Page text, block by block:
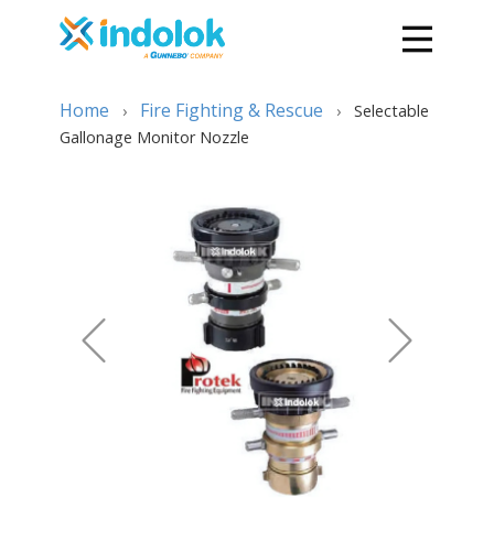
Home › Fire Fighting & Rescue ›
Selectable
Gallonage Monitor Nozzle